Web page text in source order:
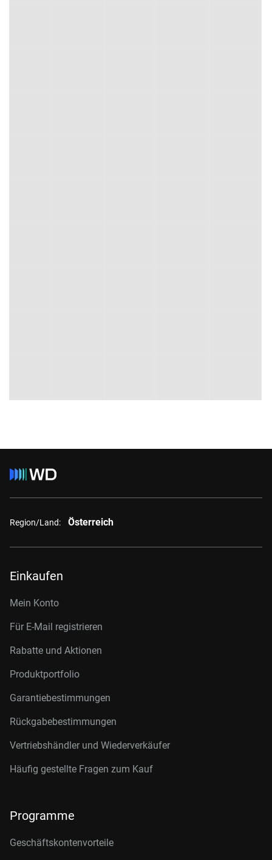
Region/Land: Österreich
Einkaufen
Mein Konto
Für E-Mail registrieren
Rabatte und Aktionen
Produktportfolio
Garantiebestimmungen
Rückgabebestimmungen
Vertriebshändler und Wiederverkäufer
Häufig gestellte Fragen zum Kauf
Programme
Geschäftskontenvorteile